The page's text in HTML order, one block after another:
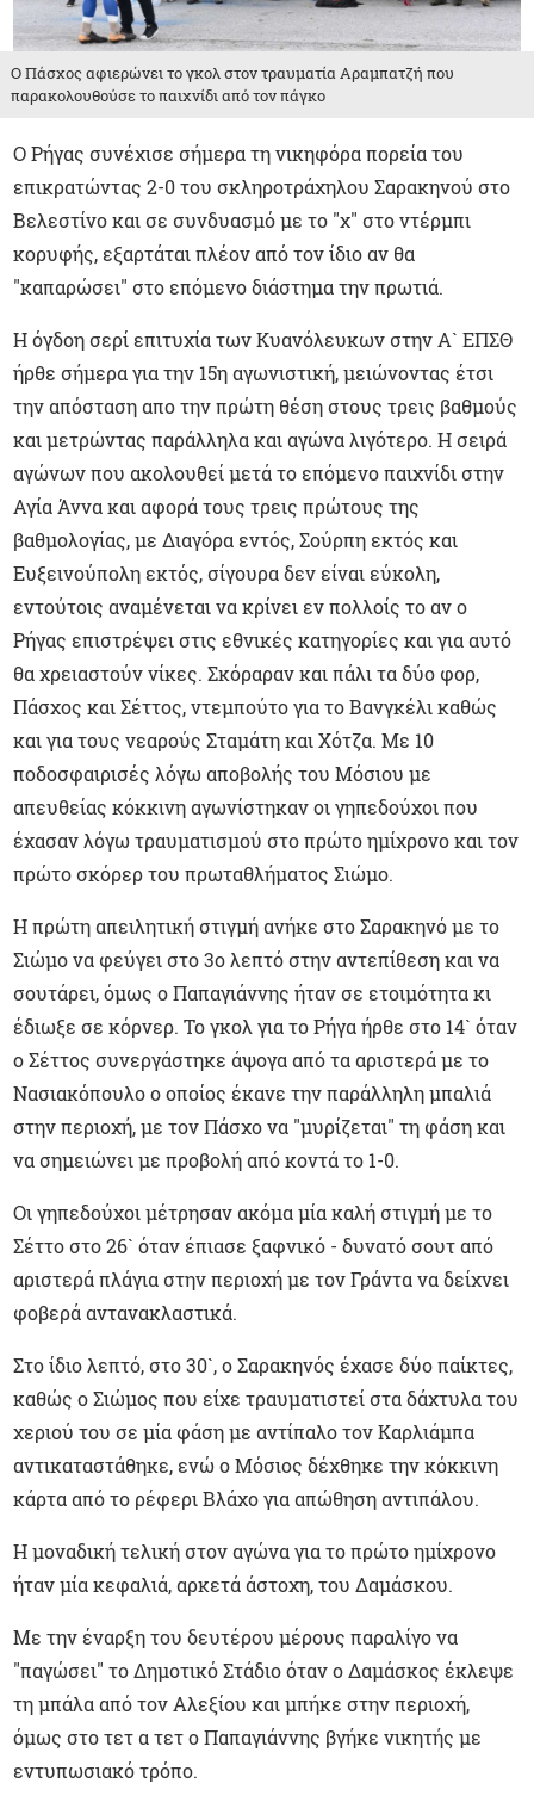
Ο Πάσχος αφιερώνει το γκολ στον τραυματία Αραμπατζή που
παρακολουθούσε το παιχνίδι από τον πάγκο
Ο Ρήγας συνέχισε σήμερα τη νικηφόρα πορεία του
επικρατώντας 2-0 του σκληροτράχηλου Σαρακηνού στο
Βελεστίνο και σε συνδυασμό με το "χ" στο ντέρμπι
κορυφής, εξαρτάται πλέον από τον ίδιο αν θα
"καπαρώσει" στο επόμενο διάστημα την πρωτιά.
Η όγδοη σερί επιτυχία των Κυανόλευκων στην Α` ΕΠΣΘ
ήρθε σήμερα για την 15η αγωνιστική, μειώνοντας έτσι
την απόσταση απο την πρώτη θέση στους τρεις βαθμούς
και μετρώντας παράλληλα και αγώνα λιγότερο. Η σειρά
αγώνων που ακολουθεί μετά το επόμενο παιχνίδι στην
Αγία Άννα και αφορά τους τρεις πρώτους της
βαθμολογίας, με Διαγόρα εντός, Σούρπη εκτός και
Ευξεινούπολη εκτός, σίγουρα δεν είναι εύκολη,
εντούτοις αναμένεται να κρίνει εν πολλοίς το αν ο
Ρήγας επιστρέψει στις εθνικές κατηγορίες και για αυτό
θα χρειαστούν νίκες. Σκόραραν και πάλι τα δύο φορ,
Πάσχος και Σέττος, ντεμπούτο για το Βανγκέλι καθώς
και για τους νεαρούς Σταμάτη και Χότζα. Με 10
ποδοσφαιρισές λόγω αποβολής του Μόσιου με
απευθείας κόκκινη αγωνίστηκαν οι γηπεδούχοι που
έχασαν λόγω τραυματισμού στο πρώτο ημίχρονο και τον
πρώτο σκόρερ του πρωταθλήματος Σιώμο.
Η πρώτη απειλητική στιγμή ανήκε στο Σαρακηνό με το
Σιώμο να φεύγει στο 3ο λεπτό στην αντεπίθεση και να
σουτάρει, όμως ο Παπαγιάννης ήταν σε ετοιμότητα κι
έδιωξε σε κόρνερ. Το γκολ για το Ρήγα ήρθε στο 14` όταν
ο Σέττος συνεργάστηκε άψογα από τα αριστερά με το
Νασιακόπουλο ο οποίος έκανε την παράλληλη μπαλιά
στην περιοχή, με τον Πάσχο να "μυρίζεται" τη φάση και
να σημειώνει με προβολή από κοντά το 1-0.
Οι γηπεδούχοι μέτρησαν ακόμα μία καλή στιγμή με το
Σέττο στο 26` όταν έπιασε ξαφνικό - δυνατό σουτ από
αριστερά πλάγια στην περιοχή με τον Γράντα να δείχνει
φοβερά αντανακλαστικά.
Στο ίδιο λεπτό, στο 30`, ο Σαρακηνός έχασε δύο παίκτες,
καθώς ο Σιώμος που είχε τραυματιστεί στα δάχτυλα του
χεριού του σε μία φάση με αντίπαλο τον Καρλιάμπα
αντικαταστάθηκε, ενώ ο Μόσιος δέχθηκε την κόκκινη
κάρτα από το ρέφερι Βλάχο για απώθηση αντιπάλου.
Η μοναδική τελική στον αγώνα για το πρώτο ημίχρονο
ήταν μία κεφαλιά, αρκετά άστοχη, του Δαμάσκου.
Με την έναρξη του δευτέρου μέρους παραλίγο να
"παγώσει" το Δημοτικό Στάδιο όταν ο Δαμάσκος έκλεψε
τη μπάλα από τον Αλεξίου και μπήκε στην περιοχή,
όμως στο τετ α τετ ο Παπαγιάννης βγήκε νικητής με
εντυπωσιακό τρόπο.